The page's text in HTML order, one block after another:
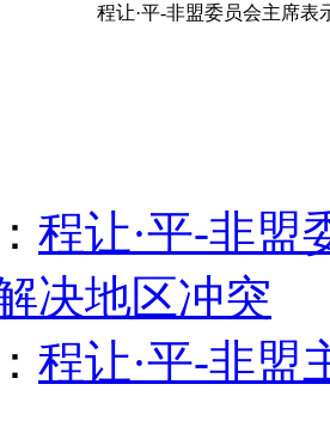
程让·平-非盟委员会主席
公司
程让·平-非盟
决地区冲突
程让·平-非盟